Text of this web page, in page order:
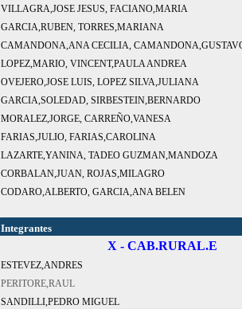
VILLAGRA,JOSE JESUS, FACIANO,MARIA
GARCIA,RUBEN, TORRES,MARIANA
CAMANDONA,ANA CECILIA,
LOPEZ,MARIO, VINCENT,PAULA ANDREA
OVEJERO,JOSE LUIS, LOPEZ SILVA,JULIANA
GARCIA,SOLEDAD, SIRBESTEIN,BERNARDO
MORALEZ,JORGE, CARREÑO,VANESA
FARIAS,JULIO, FARIAS,CAROLINA
LAZARTE,YANINA, TADEO GUZMAN,MANDOZA
CORBALAN,JUAN, ROJAS,MILAGRO
CODARO,ALBERTO, GARCIA,ANA BELEN
Integrantes
X - CAB.RURAL.E
ESTEVEZ,ANDRES
PERITORE,RAUL
SANDILLI,PEDRO MIGUEL